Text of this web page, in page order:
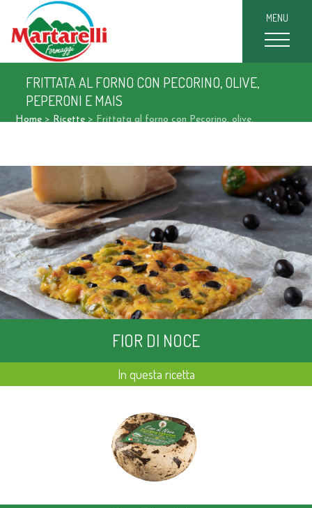
MENU
FRITTATA AL FORNO CON PECORINO, OLIVE,
PEPERONI E MAIS
Home>Ricette>Frittata al forno con Pecorino, olive,
FIOR DI NOCE
In questa ricetta